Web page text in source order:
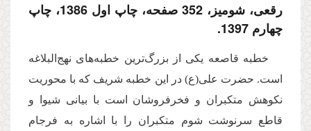
رقعی، شومیز، 352 صفحه، چاپ اول 1386، چاپ
چهارم 1397.
خطبه قاصعه یکی از بزرگ‌ترین خطبه‌های نهج‌البلاغه
است. حضرت علی(ع) در این خطبه شریف که با محوریت
نکوهش متکبران و فخرفروشان است با بیانی شیوا و
قاطع سرنوشت شوم متکبران را با اشاره به فرجام